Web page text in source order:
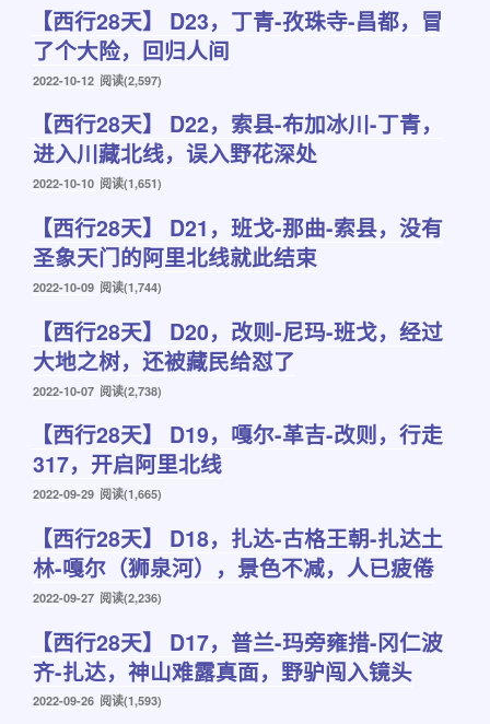
【西行28天】 D23，丁青-孜珠寺-昌都，冒
了个大险，回归人间
发
2022-10-12 阅读(2,597)
【西行28天】 D22，索县-布加冰川-丁青，
进入川藏北线，误入野花深处
发
2022-10-10 阅读(1,651)
【西行28天】 D21，班戈-那曲-索县，没有
圣象天门的阿里北线就此结束
发
2022-10-09 阅读(1,744)
【西行28天】 D20，改则-尼玛-班戈，经过
大地之树，还被藏民给怼了
发
2022-10-07 阅读(2,738)
【西行28天】 D19，嘎尔-革吉-改则，行走
317，开启阿里北线
发
2022-09-29 阅读(1,665)
【西行28天】 D18，扎达-古格王朝-扎达土
林-嘎尔（狮泉河），景色不减，人已疲倦
发
2022-09-27 阅读(2,236)
【西行28天】 D17，普兰-玛旁雍措-冈仁波
齐-扎达，神山难露真面，野驴闯入镜头
发
2022-09-26 阅读(1,593)